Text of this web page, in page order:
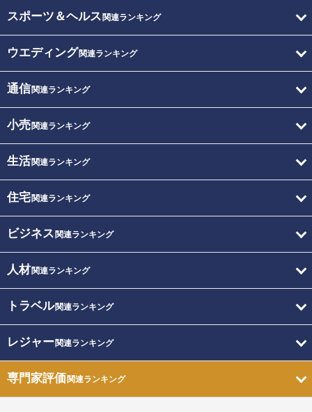
スポーツ＆ヘルス 関連ランキング
ウエディング関連ランキング
通信関連ランキング
小売関連ランキング
生活関連ランキング
住宅関連ランキング
ビジネス 関連ランキング
人材関連ランキング
トラベル関連ランキング
レジャー関連ランキング
専門家評価関連ランキング